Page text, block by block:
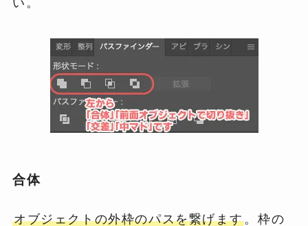
合体
オブジェクトの外枠のパスを繋げます。枠の